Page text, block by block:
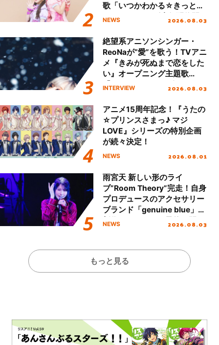
歌「いつかわかる☆きっとあ
える」TVサイズ先行配信開
NEWS 2026.08.03
絶望系アニソンシンガー・
ReoNaが“愛”を歌う！TVアニ
メ『きみが死ぬまで恋をした
い』オープニング主題歌
「Amore」インタビュー
INTERVIEW 2026.08.03
アニメ15周年記念！『うたの
☆プリンスさまっ♪ マジ
LOVE』シリーズの特別企画
が続々決定！
NEWS 2026.08.01
雨宮天 新しい形のライ
ブ”Room Theory”完走！自身
プロデュースのアクセサリー
ブランド「genuine blue」の
新作アクセサリー予約も開
NEWS 2026.08.03
もっと見る